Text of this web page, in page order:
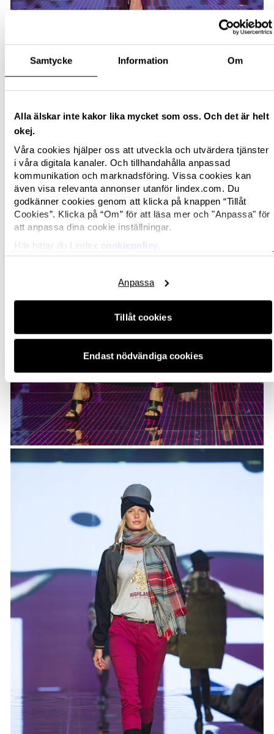
Samtycke Information Om
Alla älskar inte kakor lika mycket som oss. Och det är helt
okej.
Våra cookies hjälper oss att utveckla och utvärdera tjänster
i våra digitala kanaler. Och tillhandahålla anpassad
kommunikation och marknadsföring. Vissa cookies kan
även visa relevanta annonser utanför lindex.com. Du
godkänner cookies genom att klicka på knappen “Tillåt
Cookies”. Klicka på “Om” för att läsa mer och "Anpassa" för
att anpassa dina cookie inställningar.
Här hittar du Lindex cookiepolicy.
Tillåt cookies
Anpassa
Endast nödvändiga cookies